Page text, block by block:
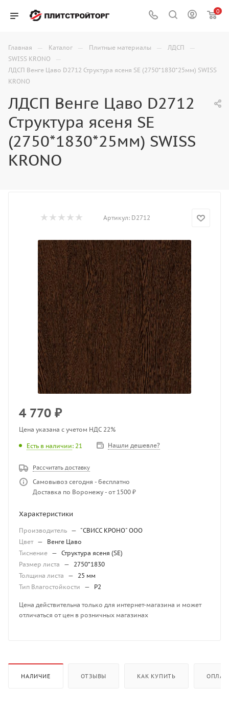
0
Главная — Каталог — Плитные материалы — ЛДСП —
SWISS KRONO —
ЛДСП Венге Цаво D2712 Структура ясеня SE (2750*1830*25мм) SWISS
KRONO
ЛДСП Венге Цаво D2712
Структура ясеня SE
(2750*1830*25мм) SWISS
KRONO
Артикул: D2712
4 770 ₽
Цена указана с учетом НДС 22%
Есть в наличии: 21 Нашли дешевле?
Рассчитать доставку
Самовывоз сегодня - бесплатно
Доставка по Воронежу - от 1500 ₽
Характеристики
Производитель — "СВИСС КРОНО" ООО
Цвет —
Венге Цаво
Тиснение — Структура ясеня (SE)
Размер листа
— 2750*1830
Толщина листа
— 25 мм
Тип Влагостойкости
— P2
Цена действительна только для интернет-магазина и может
отличаться от цен в розничных магазинах
НАЛИЧИЕ ОТЗЫВЫ КАК КУПИТЬ